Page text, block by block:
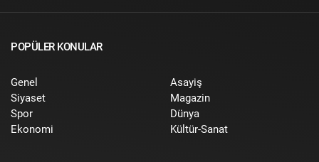
POPÜLER KONULAR
Genel
Siyaset
Spor
Ekonomi
Asayiş
Magazin
Dünya
Kültür-Sanat